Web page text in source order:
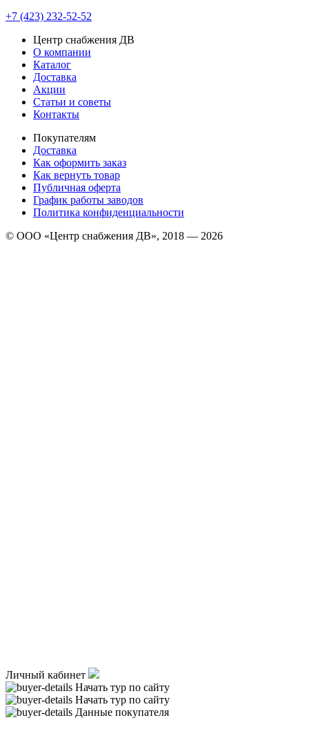
+7 (423) 232-52-52
Центр снабжения ДВ
О компании
Каталог
Доставка
Акции
Статьи и советы
Контакты
Покупателям
Доставка
Как оформить заказ
Как вернуть товар
Публичная оферта
График работы заводов
Политика конфиденциальности
© ООО «Центр снабжения ДВ», 2018 — 2026
Личный кабинет
Начать тур по сайту
Начать тур по сайту
Данные покупателя